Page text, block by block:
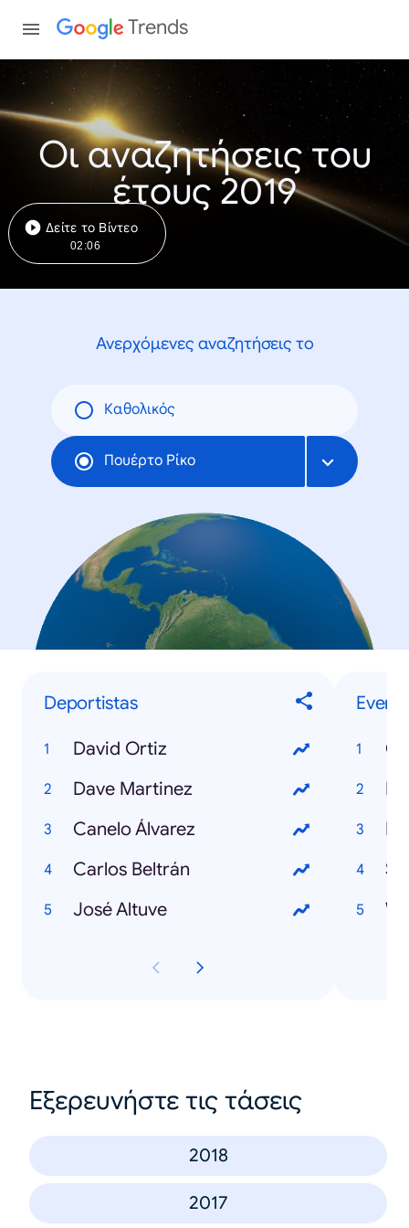
Trends
Οι αναζητήσεις του
έτους 2019
Δείτε το Βίντεο
02:06
Ανερχόμενες αναζητήσεις το
Καθολικός
Πουέρτο Ρίκο
Deportistas
David Ortiz
Dave Martinez
Canelo Álvarez
Carlos Beltrán
José Altuve
Εξερευνήστε τις τάσεις
2018
2017